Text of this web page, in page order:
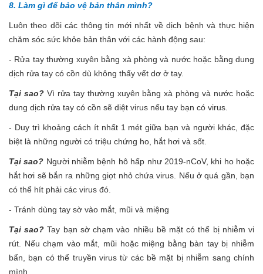
8. Làm gì để bảo vệ bản thân mình?
Luôn theo dõi các thông tin mới nhất về dịch bệnh và thực hiện
chăm sóc sức khỏe bản thân với các hành động sau:
- Rửa tay thường xuyên bằng xà phòng và nước hoặc bằng dung
dịch rửa tay có cồn dù không thấy vết dơ ở tay.
Tại sao?Vì rửa tay thường xuyên bằng xà phòng và nước hoặc
dung dịch rửa tay có cồn sẽ diệt virus nếu tay bạn có virus.
- Duy trì khoảng cách ít nhất 1 mét giữa bạn và người khác, đặc
biệt là những người có triệu chứng ho, hắt hơi và sốt.
Tại sao? Người nhiễm bệnh hô hấp như 2019-nCoV, khi ho hoặc
hắt hơi sẽ bắn ra những giọt nhỏ chứa virus. Nếu ở quá gần, bạn
có thể hít phải các virus đó.
- Tránh dùng tay sờ vào mắt, mũi và miệng
Tại sao? Tay bạn sờ chạm vào nhiều bề mặt có thể bị nhiễm vi
rút. Nếu chạm vào mắt, mũi hoặc miệng bằng bàn tay bị nhiễm
bẩn, bạn có thể truyền virus từ các bề mặt bị nhiễm sang chính
mình.